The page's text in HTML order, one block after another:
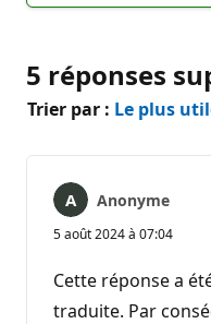
5 réponses
Trier par : Le plus
Anonyme
5 août 2024 à 07:04
Cette réponse a
traduite. Par